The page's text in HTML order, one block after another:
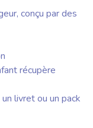
conçu par des
récupère
livret ou un pack